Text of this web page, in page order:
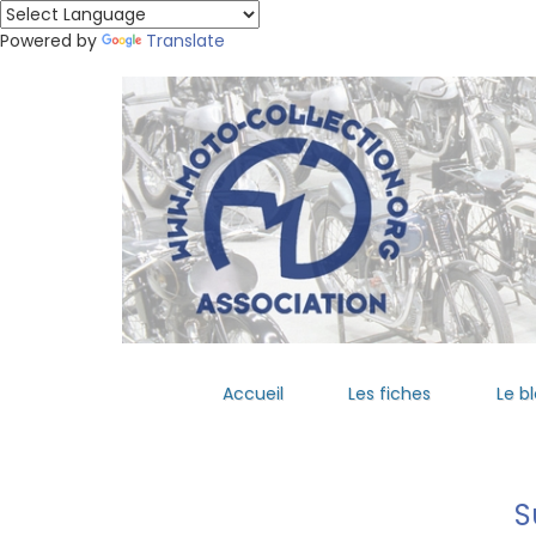
Powered by Translate
Accueil Les fiches Le